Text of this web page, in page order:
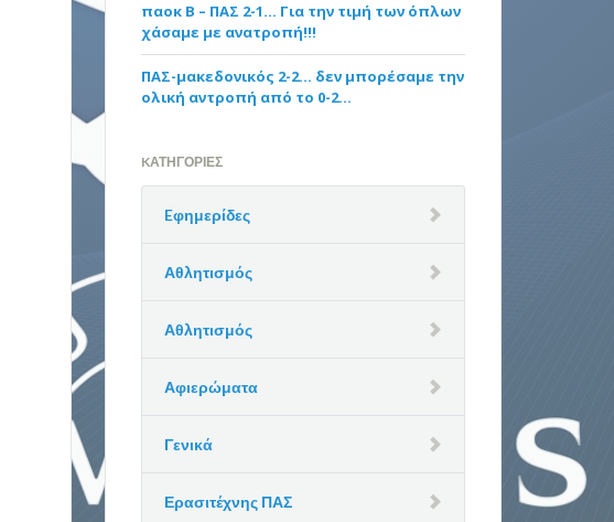
παοκ Β – ΠΑΣ 2-1… Για την τιμή των όπλων
χάσαμε με ανατροπή!!!
ΠΑΣ-μακεδονικός 2-2… δεν μπορέσαμε την
ολική αντροπή από το 0-2…
KΑΤΗΓΟΡΊΕΣ
Eφημερίδες
Αθλητισμός
Αθλητισμός
Αφιερώματα
Γενικά
Ερασιτέχνης ΠΑΣ